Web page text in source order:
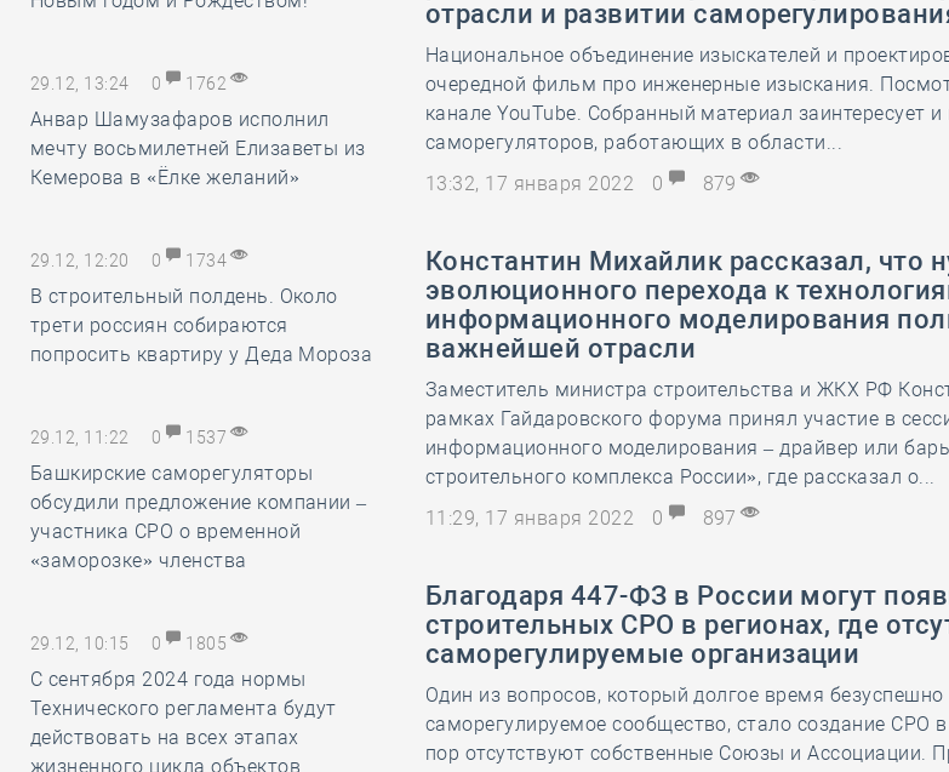
29.12, 13:24 0 1762
Анвар Шамузафаров исполнил
мечту восьмилетней Елизаветы из
Кемерова в «Ёлке желаний»
29.12, 12:20 0 1734
В строительный полдень. Около
трети россиян собираются
попросить квартиру у Деда Мороза
29.12, 11:22 0 1537
Башкирские саморегуляторы
обсудили предложение компании –
участника СРО о временной
«заморозке» членства
29.12, 10:15 0 1805
С сентября 2024 года нормы
Технического регламента будут
действовать на всех этапах
жизненного цикла объектов
отрасли и развитии
Национальное объединение изыскателей и
очередной фильм про инженерные изыскания.
канале YouTube. Собранный материал заинтересует
саморегуляторов, работающих в области...
13:32, 17 января 2022
0 879
Константин Михайлик рассказал, что
эволюционного перехода к
информационного моделирования
важнейшей отрасли
Заместитель министра строительства и ЖКХ РФ
рамках Гайдаровского форума принял участие в
информационного моделирования – драйвер или
строительного комплекса России», где рассказал о...
11:29, 17 января 2022
0 897
Благодаря 447-ФЗ в России могут
строительных СРО в регионах, где
саморегулируемые организации
Один из вопросов, который долгое время
саморегулируемое сообщество, стало создание СРО в
пор отсутствуют собственные Союзы и Ассоциации.